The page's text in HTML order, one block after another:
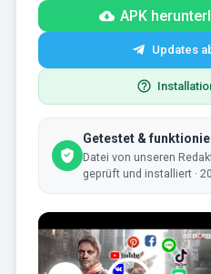
APK
Updates
Getestet &
Datei von unseren
geprüft und installiert ·